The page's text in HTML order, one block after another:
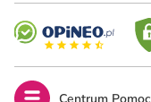
Centrum